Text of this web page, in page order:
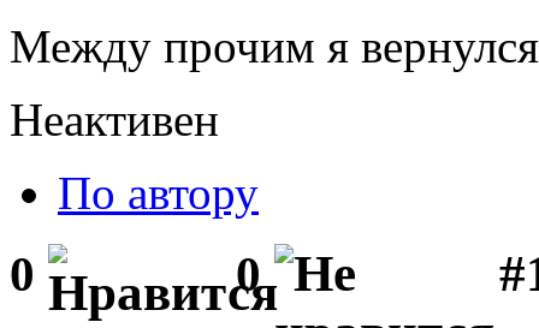
Между прочим я
Неактивен
По автору
0 0